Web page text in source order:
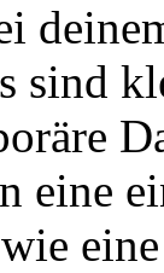
sind
eine